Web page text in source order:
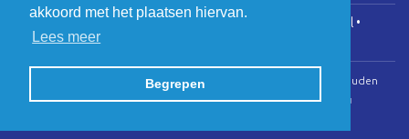
akkoord met het plaatsen hiervan.
Lees meer
Begrepen
COGEN Vlaanderen • Koningsstraat 146, 1000 Brussel •
info@cogenvlaanderen.be
© Copyright 2026 | Cogen Vlaanderen • Alle rechten voorbehouden
Webdesign door Zenjoy in Leuven•Powered by Nimbu